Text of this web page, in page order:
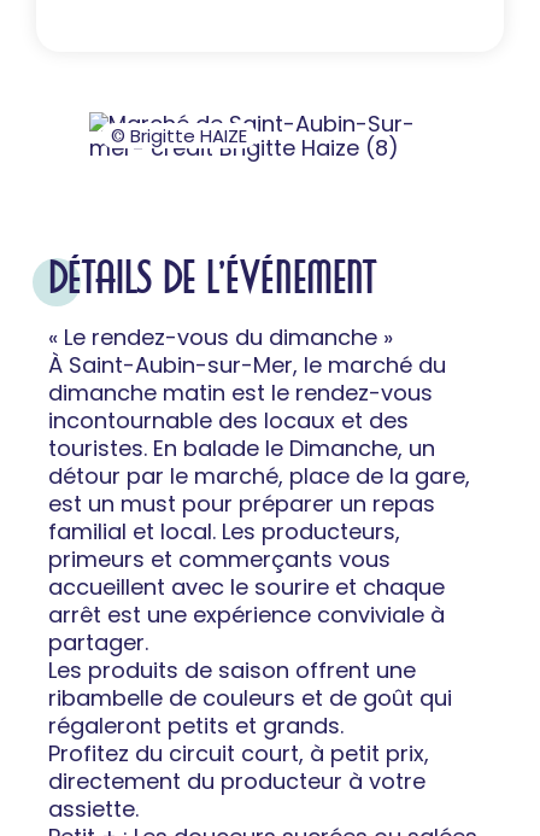
© Brigitte HAIZE
DÉTAILS DE L'ÉVÉNEMENT
« Le rendez-vous du dimanche »
À Saint-Aubin-sur-Mer, le marché du
dimanche matin est le rendez-vous
incontournable des locaux et des
touristes. En balade le Dimanche, un
détour par le marché, place de la gare,
est un must pour préparer un repas
familial et local. Les producteurs,
primeurs et commerçants vous
accueillent avec le sourire et chaque
arrêt est une expérience conviviale à
partager.
Les produits de saison offrent une
ribambelle de couleurs et de goût qui
régaleront petits et grands.
Profitez du circuit court, à petit prix,
directement du producteur à votre
assiette.